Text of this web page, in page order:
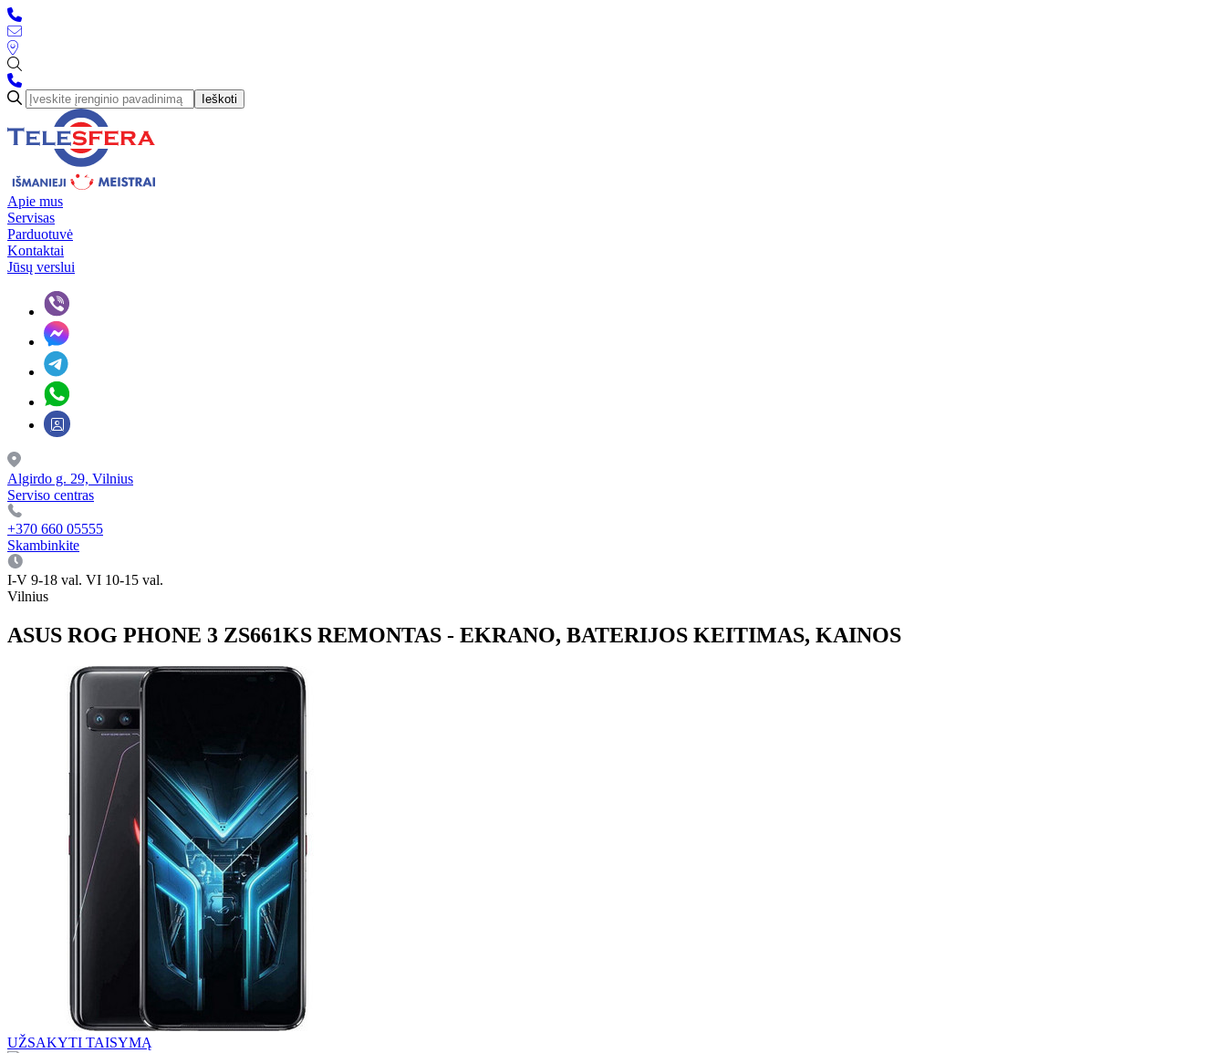
Ieškoti
Apie mus
Servisas
Parduotuvė
Kontaktai
Jūsų verslui
Algirdo g. 29, Vilnius
Serviso centras
+370 660 05555
Skambinkite
I-V 9-18 val. VI 10-15 val.
Vilnius
ASUS ROG PHONE 3 ZS661KS REMONTAS - EKRANO, BATERIJOS KEITIMAS, KAINOS
UŽSAKYTI TAISYMĄ